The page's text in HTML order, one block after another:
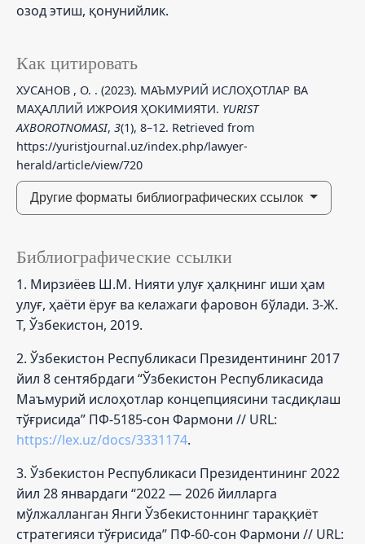
озод этиш, қонунийлик.
Как цитировать
ХУСАНОВ , О. . (2023). МАЪМУРИЙ ИСЛОҲОТЛАР ВА
МАҲАЛЛИЙ ИЖРОИЯ ҲОКИМИЯТИ. YURIST
AXBOROTNOMASI, 3(1), 8–12. Retrieved from
https://yuristjournal.uz/index.php/lawyer-
herald/article/view/720
Другие форматы библиографических ссылок
Библиографические ссылки
1. Мирзиёев Ш.М. Нияти улуғ ҳалқнинг иши ҳам
улуғ, ҳаёти ёруғ ва келажаги фаровон бўлади. 3-Ж.
Т, Ўзбекистон, 2019.
2. Ўзбекистон Республикаси Президентининг 2017
йил 8 сентябрдаги “Ўзбекистон Республикасида
Маъмурий ислоҳотлар концепциясини тасдиқлаш
тўғрисида” ПФ-5185-сон Фармони // URL:
https://lex.uz/docs/3331174.
3. Ўзбекистон Республикаси Президентининг 2022
йил 28 январдаги “2022 — 2026 йилларга
мўлжалланган Янги Ўзбекистоннинг тараққиёт
стратегияси тўғрисида” ПФ-60-сон Фармони // URL: